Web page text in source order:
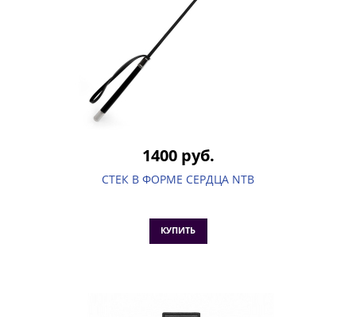
1400 руб.
СТЕК В ФОРМЕ СЕРДЦА NTB
КУПИТЬ